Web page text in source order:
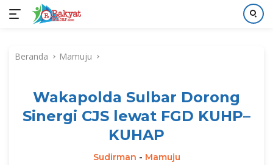
kontenBeranda Mamuju
Wakapolda Sulbar Dorong
Sinergi CJS lewat FGD KUHP–
KUHAP
Sudirman - Mamuju